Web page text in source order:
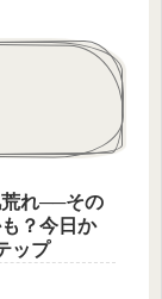
れ──その
？今日か
ップ